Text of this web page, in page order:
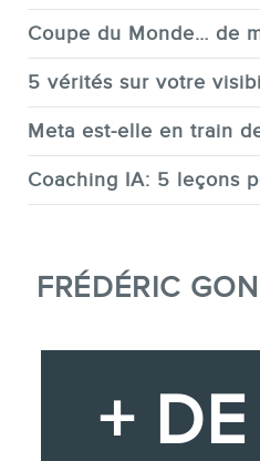
Coupe du Monde… de
5 vérités sur votre
Meta est-elle en train
Coaching IA: 5 leçons
FRÉDÉRIC
+